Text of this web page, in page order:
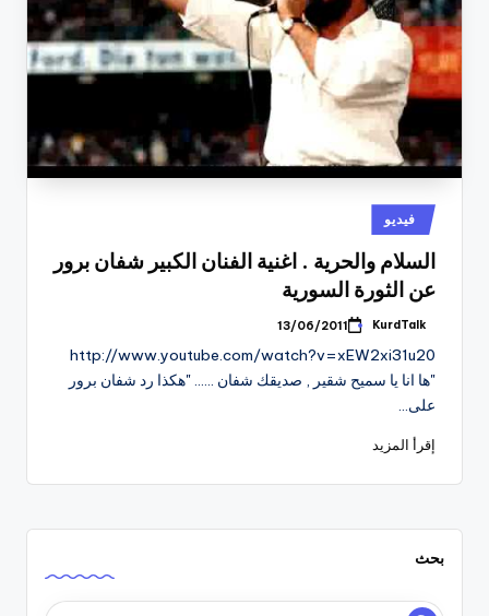
نُشر
في
فيديو
السلام والحرية . اغنية الفنان الكبير شفان برور
عن الثورة السورية
تمّ
بواسطة
KurdTalk
13/06/2011
http://www.youtube.com/watch?v=xEW2xi31u20
"ها انا يا سميح شقير , صديقك شفان ...... "هكذا رد شفان برور
على…
إقرأ المزيد
بحث